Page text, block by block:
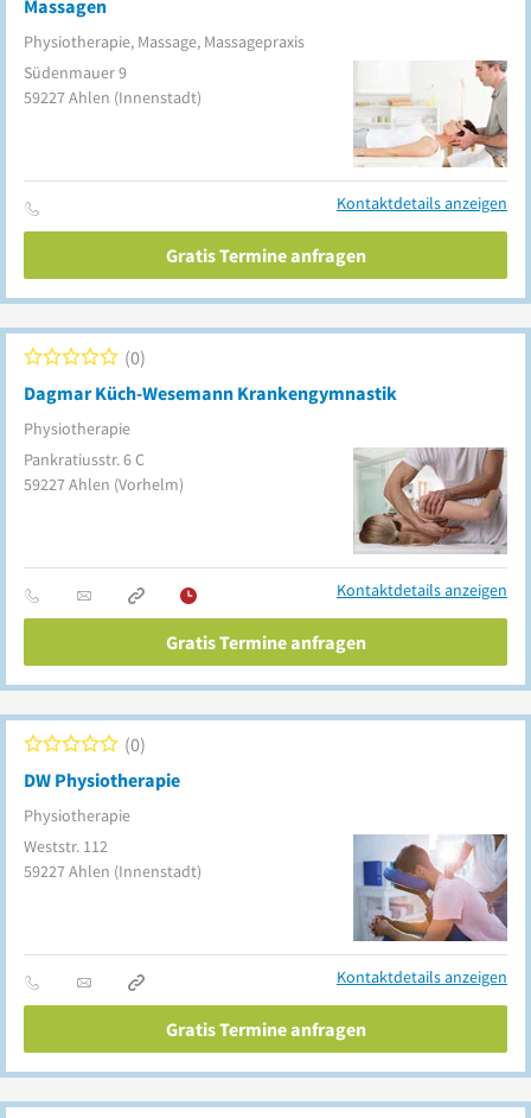
Massagen
Physiotherapie, Massage, Massagepraxis
Südenmauer 9
59227Ahlen (Innenstadt)
Kontaktdetails anzeigen
Gratis Termine anfragen
Dagmar Küch-Wesemann Krankengymnastik
Physiotherapie
0
Pankratiusstr. 6 C
59227Ahlen (Vorhelm)
Kontaktdetails anzeigen
Gratis Termine anfragen
DW Physiotherapie
Physiotherapie
0
Weststr. 112
59227Ahlen (Innenstadt)
Kontaktdetails anzeigen
Gratis Termine anfragen